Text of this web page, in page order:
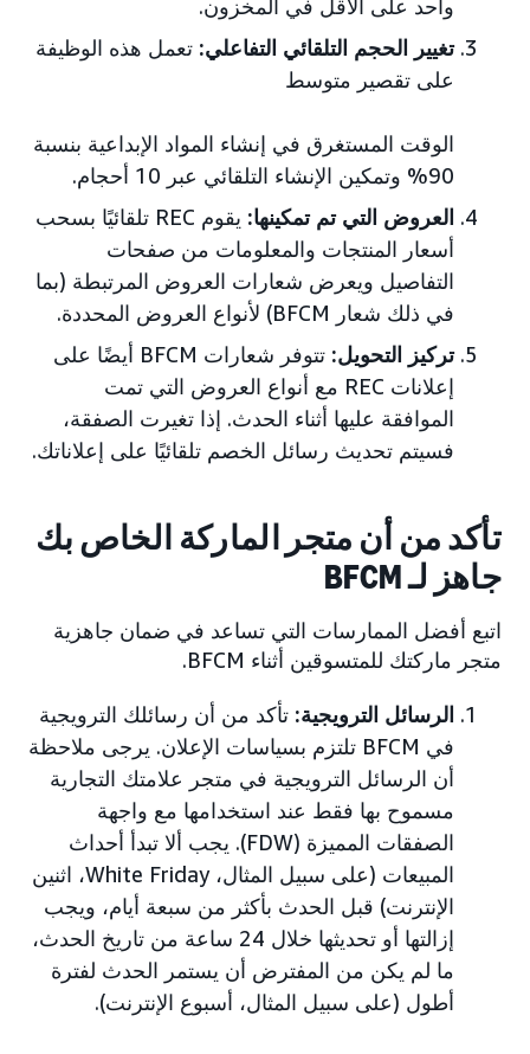
واحد على الأقل في المخزون.
تغيير الحجم التلقائي التفاعلي: تعمل هذه الوظيفة
على تقصير متوسط
الوقت المستغرق في إنشاء المواد الإبداعية بنسبة
90% وتمكين الإنشاء التلقائي عبر 10 أحجام.
العروض التي تم تمكينها:
يقوم REC تلقائيًا بسحب
أسعار المنتجات والمعلومات من صفحات
التفاصيل ويعرض شعارات العروض المرتبطة (بما
في ذلك شعار BFCM) لأنواع العروض المحددة.
تركيز التحويل:
تتوفر شعارات BFCM أيضًا على
إعلانات REC مع أنواع العروض التي تمت
الموافقة عليها أثناء الحدث. إذا تغيرت الصفقة،
فسيتم تحديث رسائل الخصم تلقائيًا على إعلاناتك.
تأكد من أن متجر الماركة الخاص بك
جاهز لـ BFCM
اتبع أفضل الممارسات التي تساعد في ضمان جاهزية
متجر ماركتك للمتسوقين أثناء BFCM.
الرسائل الترويجية: تأكد من أن رسائلك الترويجية
في BFCM تلتزم بسياسات الإعلان. يرجى ملاحظة
أن الرسائل الترويجية في متجر علامتك التجارية
مسموح بها فقط عند استخدامها مع واجهة
الصفقات المميزة (FDW). يجب ألا تبدأ أحداث
المبيعات (على سبيل المثال، White Friday، اثنين
الإنترنت) قبل الحدث بأكثر من سبعة أيام، ويجب
إزالتها أو تحديثها خلال 24 ساعة من تاريخ الحدث،
ما لم يكن من المفترض أن يستمر الحدث لفترة
أطول (على سبيل المثال، أسبوع الإنترنت).